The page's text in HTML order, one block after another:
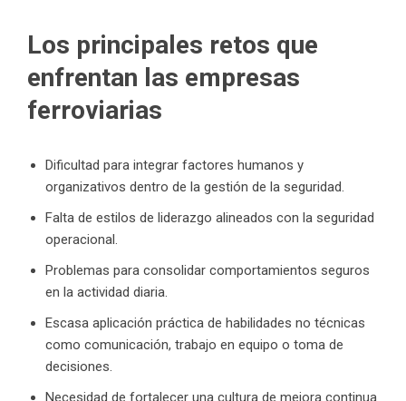
Los principales retos que
enfrentan las empresas
ferroviarias
Dificultad para integrar factores humanos y
organizativos dentro de la gestión de la seguridad.
Falta de estilos de liderazgo alineados con la seguridad
operacional.
Problemas para consolidar comportamientos seguros
en la actividad diaria.
Escasa aplicación práctica de habilidades no técnicas
como comunicación, trabajo en equipo o toma de
decisiones.
Necesidad de fortalecer una cultura de mejora continua